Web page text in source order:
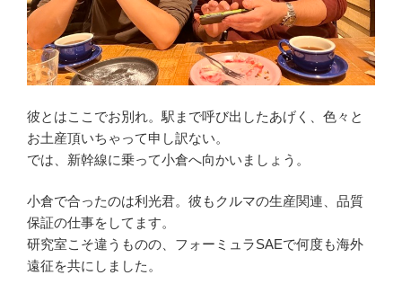
彼とはここでお別れ。駅まで呼び出したあげく、色々と
お土産頂いちゃって申し訳ない。
では、新幹線に乗って小倉へ向かいましょう。
小倉で合ったのは利光君。彼もクルマの生産関連、品質
保証の仕事をしてます。
研究室こそ違うものの、フォーミュラSAEで何度も海外
遠征を共にしました。